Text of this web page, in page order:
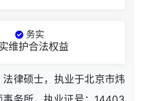
务实
维护合法权益
法律硕士，执业于北京市炜